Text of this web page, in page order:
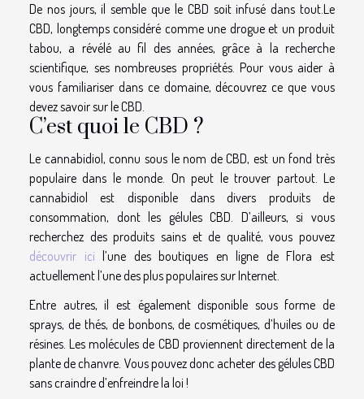
De nos jours, il semble que le CBD soit infusé dans tout.Le
CBD, longtemps considéré comme une drogue et un produit
tabou, a révélé au fil des années, grâce à la recherche
scientifique, ses nombreuses propriétés. Pour vous aider à
vous familiariser dans ce domaine, découvrez ce que vous
devez savoir sur le CBD.
C’est quoi le CBD ?
Le cannabidiol, connu sous le nom de CBD, est un fond très
populaire dans le monde. On peut le trouver partout. Le
cannabidiol est disponible dans divers produits de
consommation, dont les gélules CBD. D’ailleurs, si vous
recherchez des produits sains et de qualité, vous pouvez
découvrir ici l’une des boutiques en ligne de Flora est
actuellement l’une des plus populaires sur Internet.
Entre autres, il est également disponible sous forme de
sprays, de thés, de bonbons, de cosmétiques, d’huiles ou de
résines. Les molécules de CBD proviennent directement de la
plante de chanvre. Vous pouvez donc acheter des gélules CBD
sans craindre d’enfreindre la loi !